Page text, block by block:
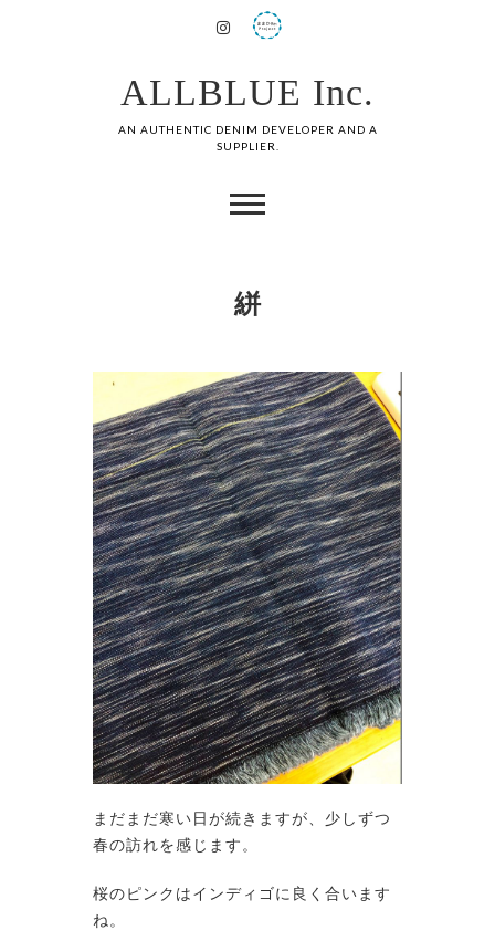
ALLBLUE Inc.
AN AUTHENTIC DENIM DEVELOPER AND A
SUPPLIER.
絣
まだまだ寒い日が続きますが、少しずつ
春の訪れを感じます。
桜のピンクはインディゴに良く合います
ね。